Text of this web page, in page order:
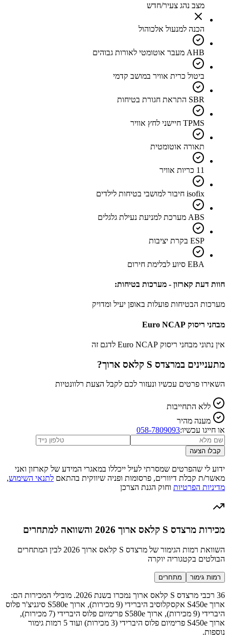
מצב נהג צעיר/חדש
הכנה למנעול אלכוהול
AHB מעבר אוטומטי לאורות גבוהים
ביטול כרית אוויר במושב קדמי
SBR התראת חגורת בטיחות
TPMS חיישני לחץ אוויר
תאורה אוטומטית
11 כריות אוויר
isofix חיבור למושבי בטיחות לילדים
ABS מערכת למניעת נעילת גלגלים
ESP בקרת יציבות
EBA סיוע לבלימת חירום
חוות דעת קארזון - מערכות בטיחות:
מערכות הבטיחות פועלות באופן יעיל ומדויק
מבחני ריסוק Euro NCAP
אין נתוני מבחני ריסוק Euro NCAP לדגם זה
מתעניינים במרצדס S קלאס ארוך ?
השאירו פרטים עכשיו ונעזור לכם לקבל הצעת רלוונטיות
ללא התחייבות
מענה מהיר
או חייגו עכשיו:058-7809093
קבלו הצעה
ידוע לי שהפרטים שמסרתי לעיל ייכללו במאגרי המידע של קארזון ואני
מאשר/ת קבלת דיוורים, פרסומות ופניה שיווקית בהתאם לתנאי השימוש,
מדיניות הפרטיות וחוק הגנת הצרכן
מכירות מרצדס S קלאס ארוך 2026 והשוואה למתחרים
השוואת רמות הגימור של מרצדס S קלאס ארוך 2026 לבין המתחרים
הבולטים בקטגוריה יוקרה
רמות גימור מתחרים
36 רכבי מרצדס S קלאס ארוך נמכרו בשנת 2026. מובילי המכירות הם:
ארוך S450e אקסקלוסיב היברידי (9 מכירות), ארוך S580e סיגניצ'ר פלוס
היברידי (9 מכירות), ארוך S580e פרימיום פלוס היברידי (7 מכירות),
ארוך S450e פרימיום פלוס היברידי (3 מכירות) ועוד 5 רמות גימור
נוספות.